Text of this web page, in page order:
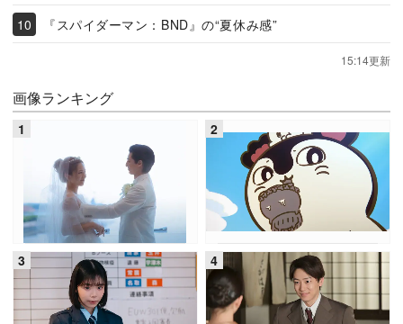
『スパイダーマン：BND』の“夏休み感”
15:14更新
画像ランキング